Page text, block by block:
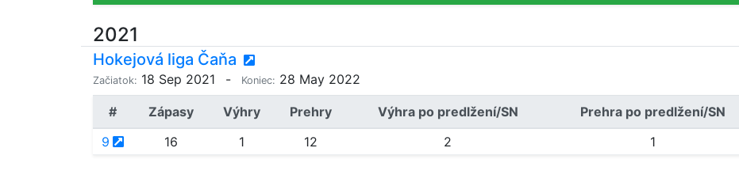
2021
Hokejová liga Čaňa
Začiatok: 18 Sep 2021 - Koniec: 28 May 2022
# Zápasy Výhry Prehry Výhra po predlžení/SN Prehra po predlžení/SN
9
16 1 12 2 1